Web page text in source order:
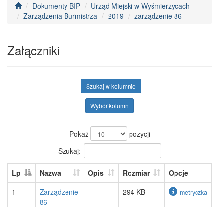
Dokumenty BIP
Urząd Miejski w Wyśmierzycach
Zarządzenia Burmistrza
2019 zarządzenie 86
Załączniki
Szukaj w kolumnie
Wybór kolumn
Pokaż
pozycji
Szukaj:
Lp Nazwa Opis Rozmiar
Opcje
1
Zarządzenie
86
294 KB metryczka